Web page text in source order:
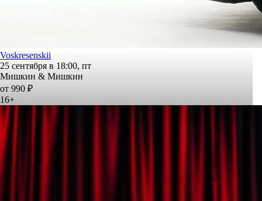
Voskresenskii
25 сентября в 18:00, пт
Мишкин & Мишкин
от 990 ₽
16+